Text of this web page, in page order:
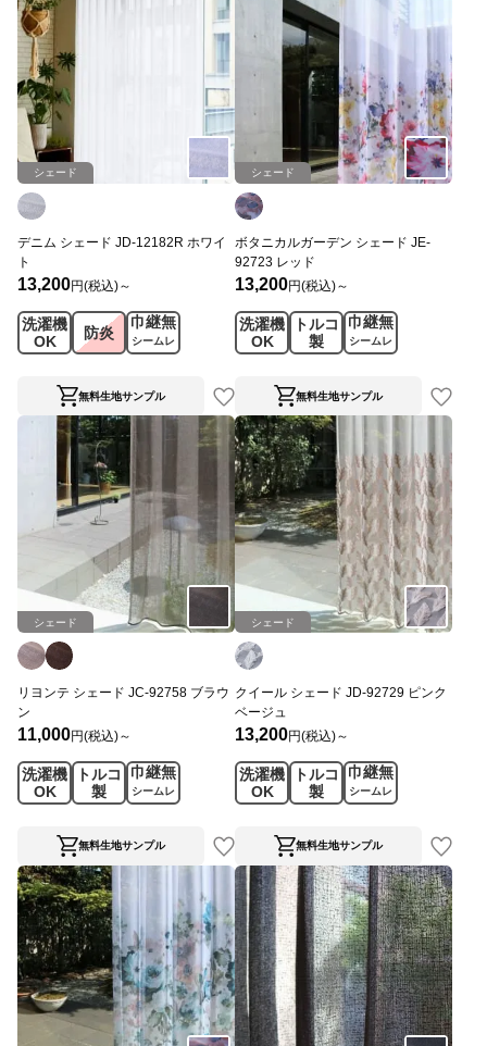
シェード
デニム シェード JD-12182R ホワイ
ト
13,200円(税込)～
洗濯機
OK
防炎
巾継無
シームレ
ス
無料生地サンプル
シェード
ボタニカルガーデン シェード JE-
92723 レッド
13,200円(税込)～
洗濯機
OK
トルコ
製
巾継無
シームレ
ス
無料生地サンプル
シェード
リヨンテ シェード JC-92758 ブラウ
ン
11,000円(税込)～
洗濯機
OK
トルコ
製
巾継無
シームレ
ス
無料生地サンプル
シェード
クイール シェード JD-92729 ピンク
ベージュ
13,200円(税込)～
洗濯機
OK
トルコ
製
巾継無
シームレ
ス
無料生地サンプル